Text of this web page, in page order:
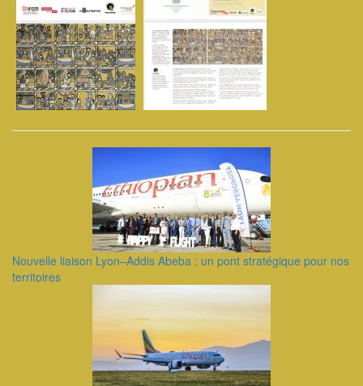
Nouvelle liaison Lyon–Addis Abeba : un pont stratégique pour nos
territoires